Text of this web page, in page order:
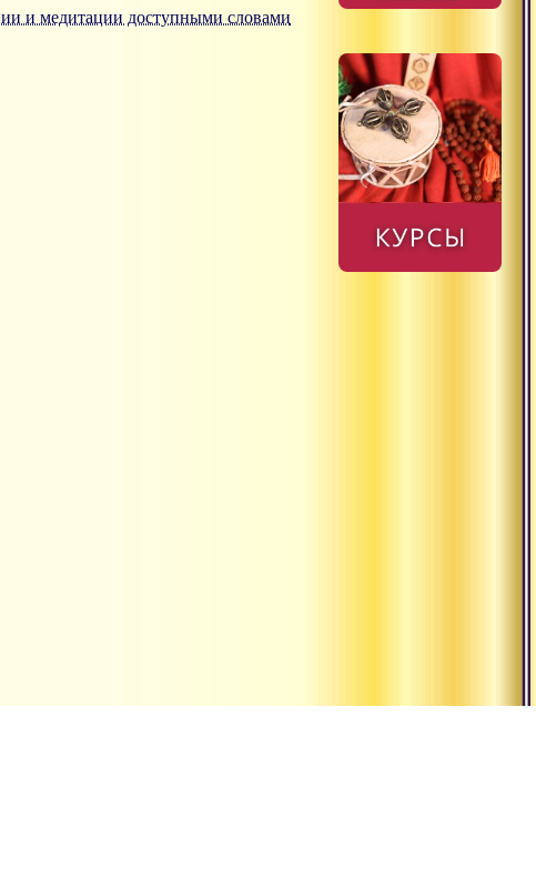
и медитации доступными словами